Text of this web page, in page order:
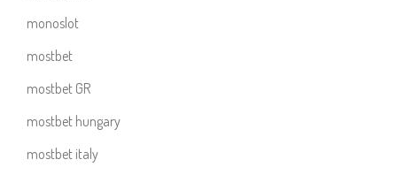
monoslot
mostbet
mostbet GR
mostbet hungary
mostbet italy